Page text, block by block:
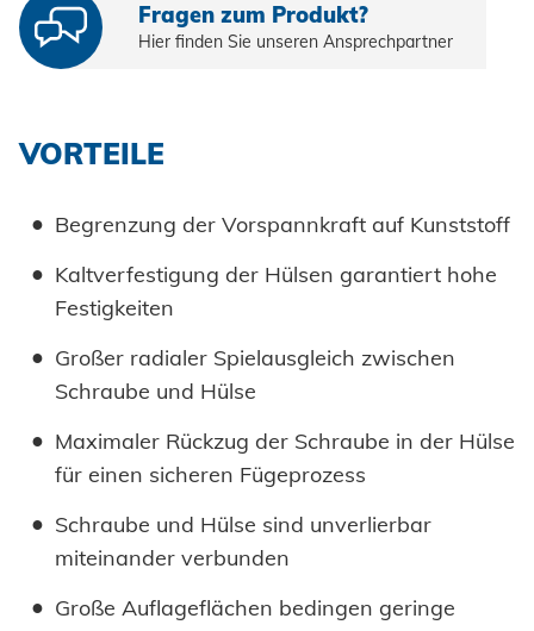
VERARBEITUNG
Automation
Prozessüberwachung
Verarbeitung Einpresselemente
HONSEL WELTWEIT
Honsel Umformtechnik
Honsel Distribution
Honsel Fastener Wuxi
Honsel Partner
zur Übersicht
Menschen + Werte
Nachhaltigkeit
Honsel Projekte
HONSEL THEMEN
zur Übersicht
Werkzeugwelt
Fachhandel
KOMPETENZ
FERTIGUNG
zur Übersicht
Entwicklung
Kaltumformung
Weiterbearbeitung
Logistik
KNOW-HOW
Innovation
Zertifikate
Zulassungen
BRANCHENLÖSUNGEN
SERVICE
SUPPORT
zur Übersicht
Beratung
WERKZEUG-SERVICE
Wartung und Reparatur
Instandhaltung Anlagen
DOWNLOADS
DOWNLOADS
KARRIERE
Fragen zum Produkt?
Hier finden Sie unseren Ansprechpartner
VORTEILE
Begrenzung der Vorspannkraft auf Kunststoff
Kaltverfestigung der Hülsen garantiert hohe
Festigkeiten
Großer radialer Spielausgleich zwischen
Schraube und Hülse
Maximaler Rückzug der Schraube in der Hülse
für einen sicheren Fügeprozess
Schraube und Hülse sind unverlierbar
miteinander verbunden
Große Auflageflächen bedingen geringe